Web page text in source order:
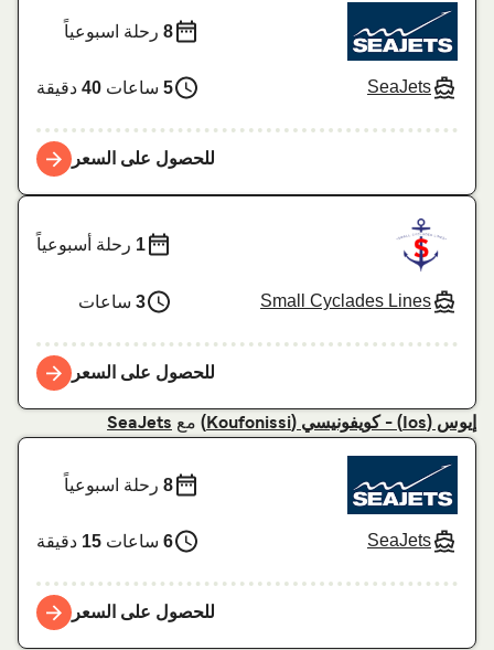
SeaJets
8رحلة اسبوعياً
5 ساعات40دقيقة
للحصول على السعر
Small Cyclades Lines
1رحلة أسبوعياً
3 ساعات
للحصول على السعر
إيوس (Ios) - كويفونيسي (Koufonissi) معSeaJets
SeaJets
8رحلة اسبوعياً
6 ساعات15دقيقة
للحصول على السعر